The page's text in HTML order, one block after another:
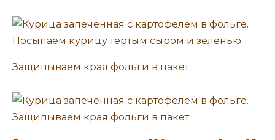
Защипываем края фольги в пакет.